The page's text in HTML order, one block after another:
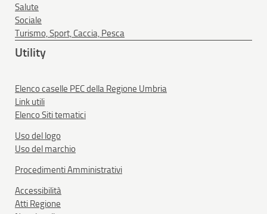
Salute
Sociale
Turismo, Sport, Caccia, Pesca
Utility
Elenco caselle PEC della Regione Umbria
Link utili
Elenco Siti tematici
Uso del logo
Uso del marchio
Procedimenti Amministrativi
Accessibilità
Atti Regione